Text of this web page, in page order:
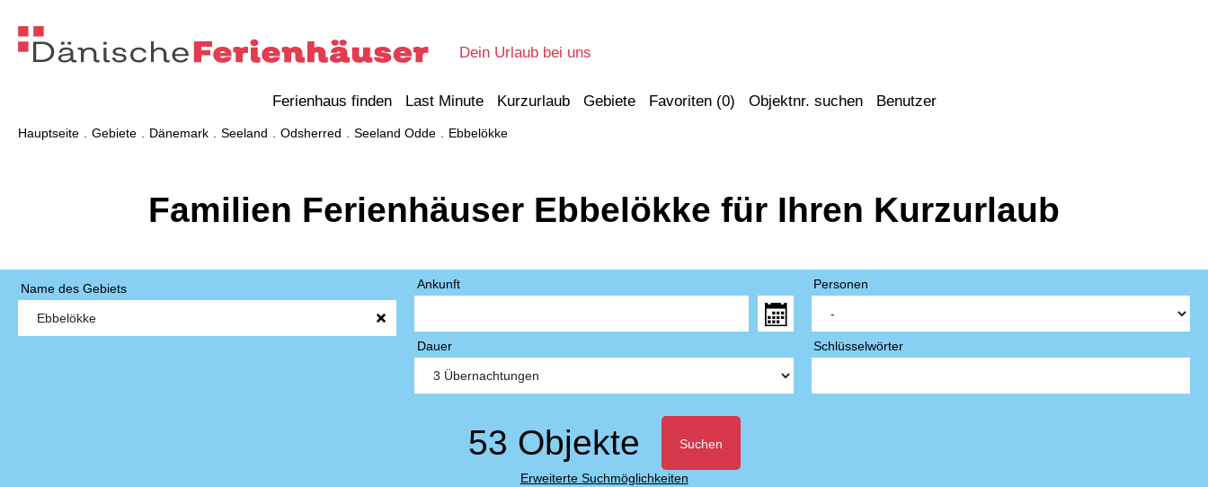
Dein Urlaub bei uns
Ferienhaus finden Last Minute Kurzurlaub Gebiete Favoriten (0) Objektnr. suchen Benutzer
Hauptseite Gebiete Dänemark Seeland Odsherred Seeland Odde Ebbelökke
Familien Ferienhäuser Ebbelökke für Ihren Kurzurlaub
Name des Gebiets Ankunft
Dauer
Personen
Schlüsselwörter
53 Objekte Suchen
Erweiterte Suchmöglichkeiten